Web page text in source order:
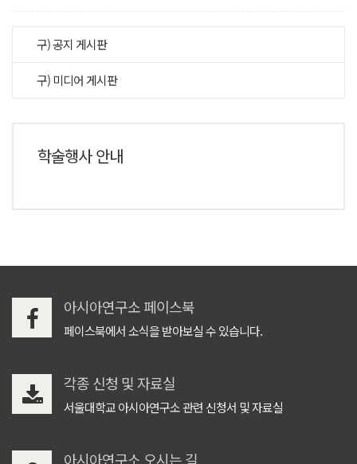
구) 공지 게시판
구) 미디어 게시판
학술행사 안내
아시아연구소 페이스북
페이스북에서 소식을 받아보실 수 있습니다.
각종 신청 및 자료실
서울대학교 아시아연구소 관련 신청서 및 자료실
아시아연구소 오시는 길